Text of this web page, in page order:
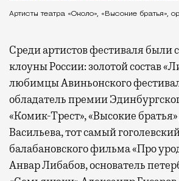
Артисты театра «Около», «Высокие братья»,
Среди артистов фестиваля
клоуны России: золотой состав
любимцы Авиньонского
обладатель премии
«Комик-Трест», «Высокие
Васильева, тот самый
балабановского фильма «Про
Анвар Либабов, основатель